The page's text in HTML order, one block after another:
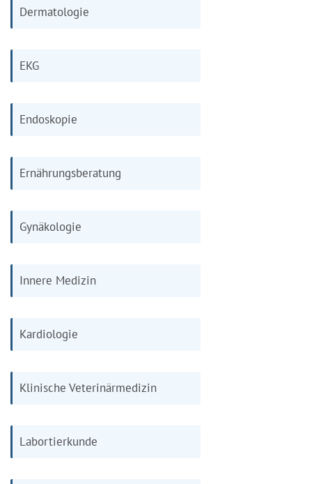
Dermatologie
EKG
Endoskopie
Ernährungsberatung
Gynäkologie
Innere Medizin
Kardiologie
Klinische Veterinärmedizin
Labortierkunde